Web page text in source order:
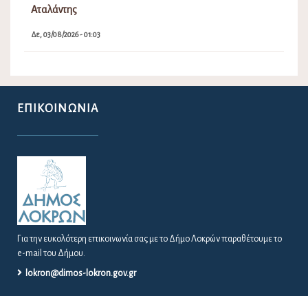
Αταλάντης
Δε, 03/08/2026 - 01:03
ΕΠΙΚΟΙΝΩΝΊΑ
Για την ευκολότερη επικοινωνία σας με το Δήμο Λοκρών παραθέτουμε το
e-mail του Δήμου.
lokron@dimos-lokron.gov.gr